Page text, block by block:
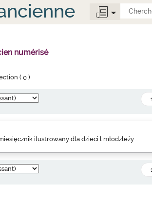
numérisé
(0 )
ilustrowany dla dzieci l młodzleży